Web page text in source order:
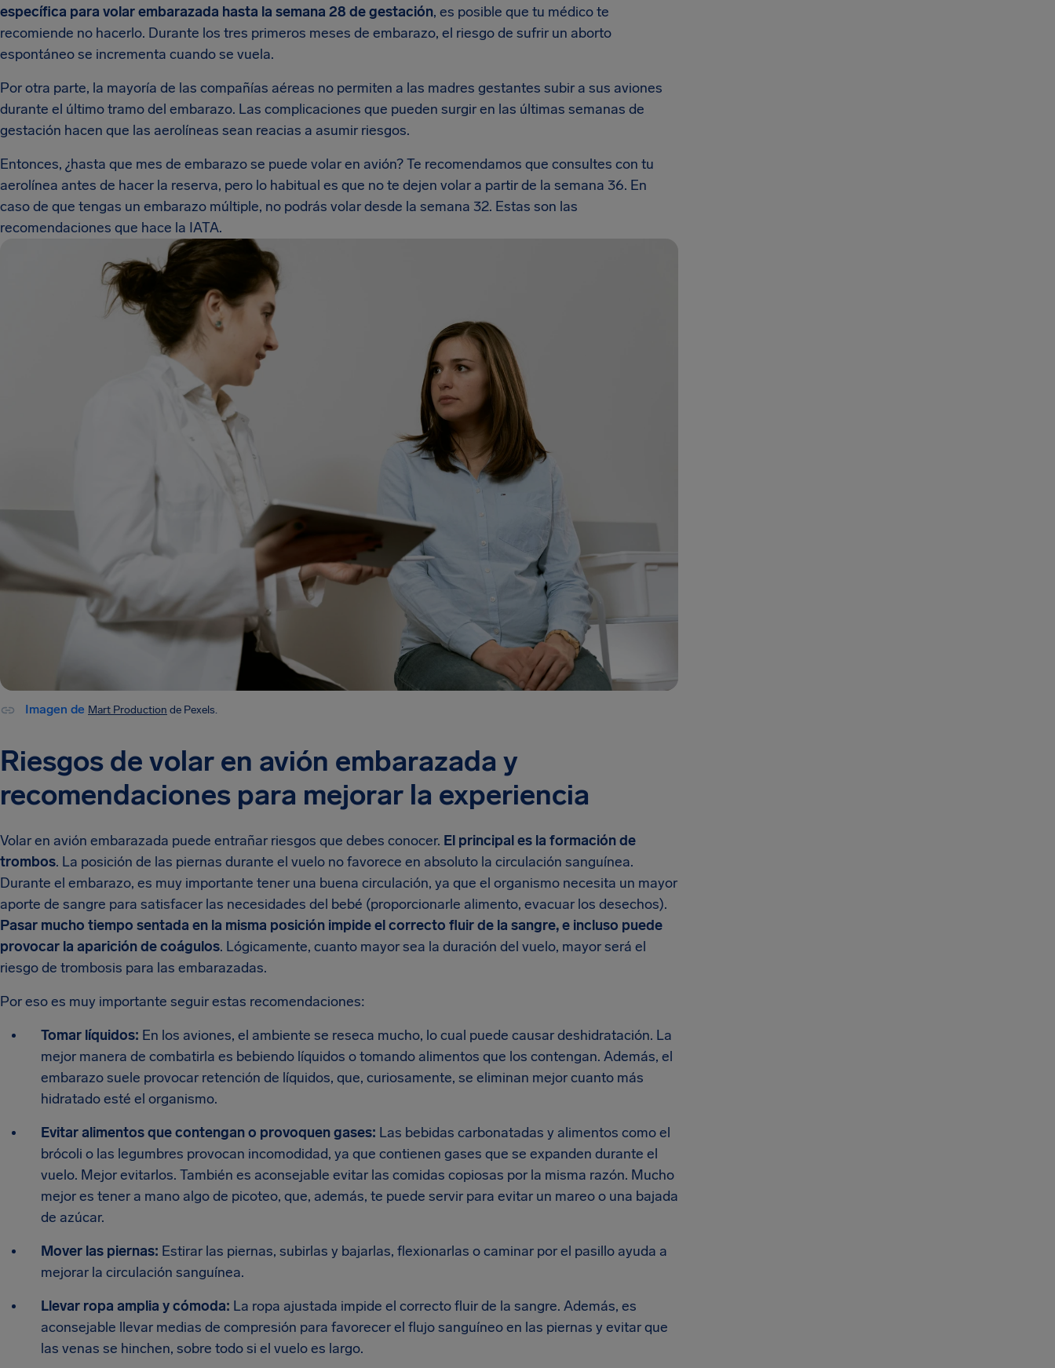
específica para volar embarazada hasta la semana 28 de gestación, es posible que tu médico te
recomiende no hacerlo. Durante los tres primeros meses de embarazo, el riesgo de sufrir un aborto
espontáneo se incrementa cuando se vuela.
Por otra parte, la mayoría de las compañías aéreas no permiten a las madres gestantes subir a sus aviones
durante el último tramo del embarazo. Las complicaciones que pueden surgir en las últimas semanas de
gestación hacen que las aerolíneas sean reacias a asumir riesgos.
Entonces, ¿hasta que mes de embarazo se puede volar en avión? Te recomendamos que consultes con tu
aerolínea antes de hacer la reserva, pero lo habitual es que no te dejen volar a partir de la semana 36. En
caso de que tengas un embarazo múltiple, no podrás volar desde la semana 32. Estas son las
recomendaciones que hace la IATA.
Imagen de Mart Production de Pexels.
Riesgos de volar en avión embarazada y
recomendaciones para mejorar la experiencia
Volar en avión embarazada puede entrañar riesgos que debes conocer. El principal es la formación de
trombos. La posición de las piernas durante el vuelo no favorece en absoluto la circulación sanguínea.
Durante el embarazo, es muy importante tener una buena circulación, ya que el organismo necesita un mayor
aporte de sangre para satisfacer las necesidades del bebé (proporcionarle alimento, evacuar los desechos).
Pasar mucho tiempo sentada en la misma posición impide el correcto fluir de la sangre, e incluso puede
provocar la aparición de coágulos. Lógicamente, cuanto mayor sea la duración del vuelo, mayor será el
riesgo de trombosis para las embarazadas.
Por eso es muy importante seguir estas recomendaciones:
Tomar líquidos: En los aviones, el ambiente se reseca mucho, lo cual puede causar deshidratación. La
mejor manera de combatirla es bebiendo líquidos o tomando alimentos que los contengan. Además, el
embarazo suele provocar retención de líquidos, que, curiosamente, se eliminan mejor cuanto más
hidratado esté el organismo.
Evitar alimentos que contengan o provoquen gases: Las bebidas carbonatadas y alimentos como el
brócoli o las legumbres provocan incomodidad, ya que contienen gases que se expanden durante el
vuelo. Mejor evitarlos. También es aconsejable evitar las comidas copiosas por la misma razón. Mucho
mejor es tener a mano algo de picoteo, que, además, te puede servir para evitar un mareo o una bajada
de azúcar.
Mover las piernas: Estirar las piernas, subirlas y bajarlas, flexionarlas o caminar por el pasillo ayuda a
mejorar la circulación sanguínea.
Llevar ropa amplia y cómoda: La ropa ajustada impide el correcto fluir de la sangre. Además, es
aconsejable llevar medias de compresión para favorecer el flujo sanguíneo en las piernas y evitar que
las venas se hinchen, sobre todo si el vuelo es largo.